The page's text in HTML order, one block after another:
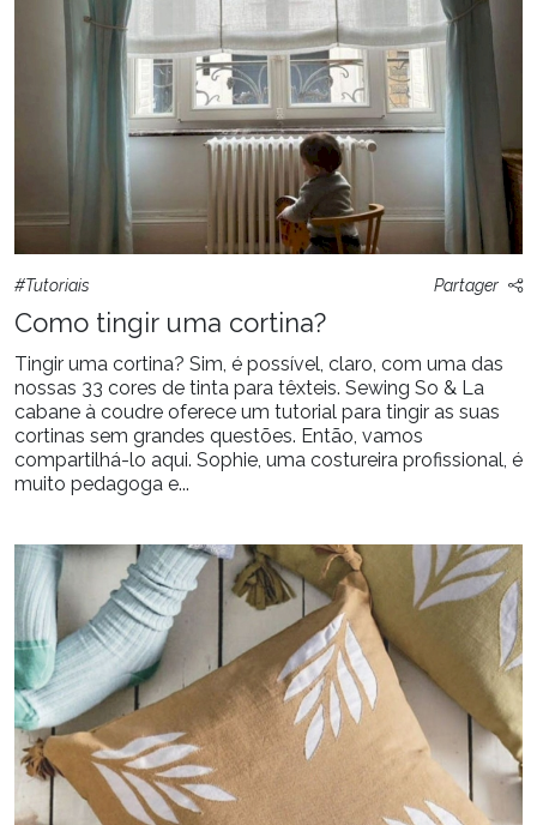
#Tutoriais Partager
Como tingir uma cortina?
Tingir uma cortina? Sim, é possível, claro, com uma das
nossas 33 cores de tinta para têxteis. Sewing So & La
cabane à coudre oferece um tutorial para tingir as suas
cortinas sem grandes questões. Então, vamos
compartilhá-lo aqui. Sophie, uma costureira profissional, é
muito pedagoga e...